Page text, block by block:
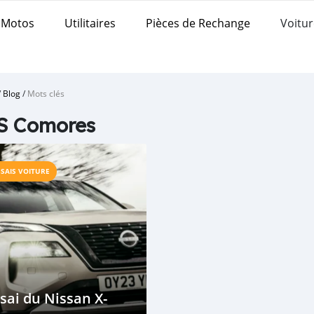
Motos Utilitaires Pièces de Rechange
Blog/Mots clés
Comores
VOITURE
du Nissan X-